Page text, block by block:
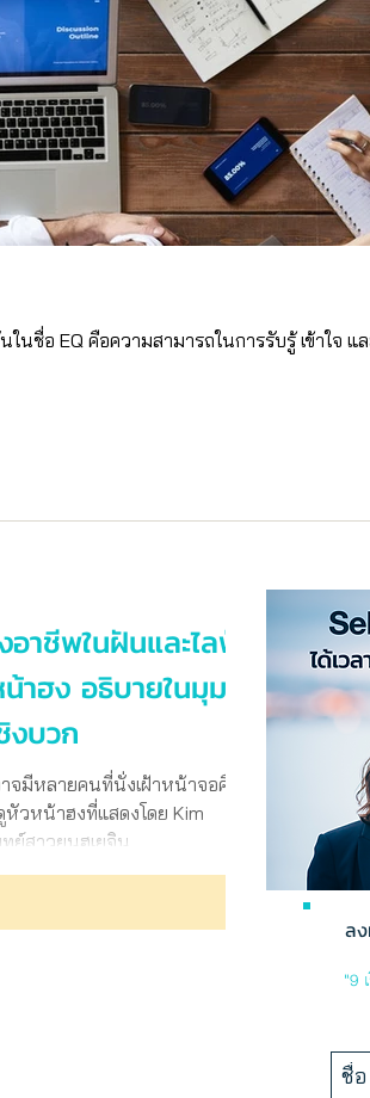
ชื่อ EQ คือความสามารถในการรับรู้ เข้าใจ แ
าชีพในฝันและไลฟ์
าฮง อธิบายในมุม
งบวก
จมีหลายคนที่นั่งเฝ้าหน้าจอคืน
หัวหน้าฮงที่แสดงโดย Kim
ย์สาวยุนฮเยจิน
ล
"9